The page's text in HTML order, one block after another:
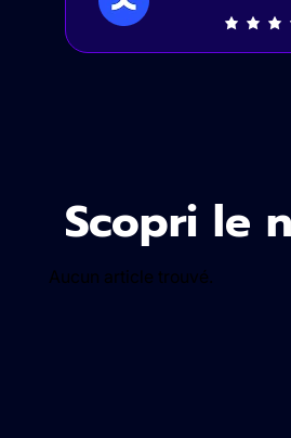
Scopri le
Aucun article trouvé.